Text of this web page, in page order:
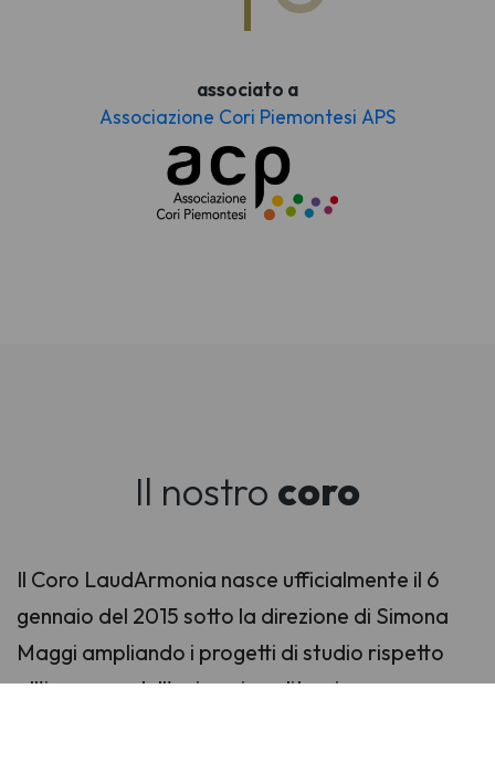
associato a
Associazione Cori Piemontesi APS
Il nostro coro
Il Coro LaudArmonia nasce ufficialmente il 6
gennaio del 2015 sotto la direzione di Simona
Maggi ampliando i progetti di studio rispetto
all'impegno dell'animazione liturgica presso